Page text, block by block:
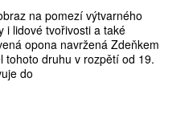
na pomezí výtvarného
i lidové tvořivosti a také
opona navržená Zdeňkem
tohoto druhu v rozpětí od 19.
do